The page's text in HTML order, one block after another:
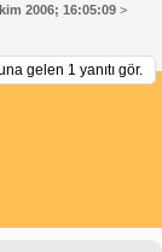
2006; 16:05:09 >
gelen 1 yanıtı gör.